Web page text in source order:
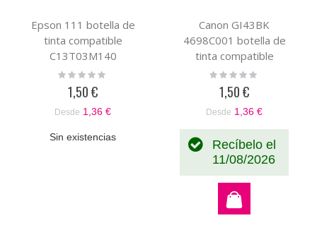
Epson 111 botella de
tinta compatible
C13T03M140
Rating:
1,50 €
Desde 1,36 €
Sin existencias
Canon GI43BK
4698C001 botella de
tinta compatible
Rating:
1,50 €
Desde 1,36 €
Recíbelo el
11/08/2026